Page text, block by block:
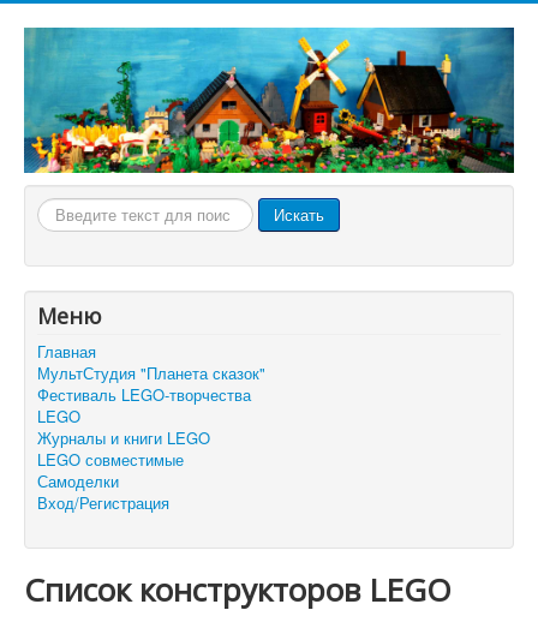
Искать... Искать
Меню
Главная
МультСтудия "Планета сказок"
Фестиваль LEGO-творчества
LEGO
Журналы и книги LEGO
LEGO совместимые
Самоделки
Вход/Регистрация
Список конструкторов LEGO